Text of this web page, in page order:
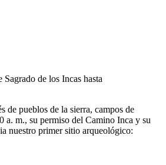
de los Incas hasta
de pueblos de la sierra, campos de
a. m., su permiso del Camino Inca y su
nuestro primer sitio arqueológico: